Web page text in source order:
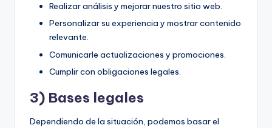
Realizar análisis y mejorar nuestro sitio web.
Personalizar su experiencia y mostrar contenido
relevante.
Comunicarle actualizaciones y promociones.
Cumplir con obligaciones legales.
3) Bases legales
Dependiendo de la situación, podemos basar el